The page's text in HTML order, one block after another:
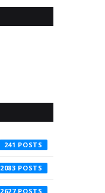
241
2083
2627